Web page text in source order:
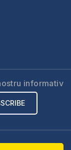
informativ